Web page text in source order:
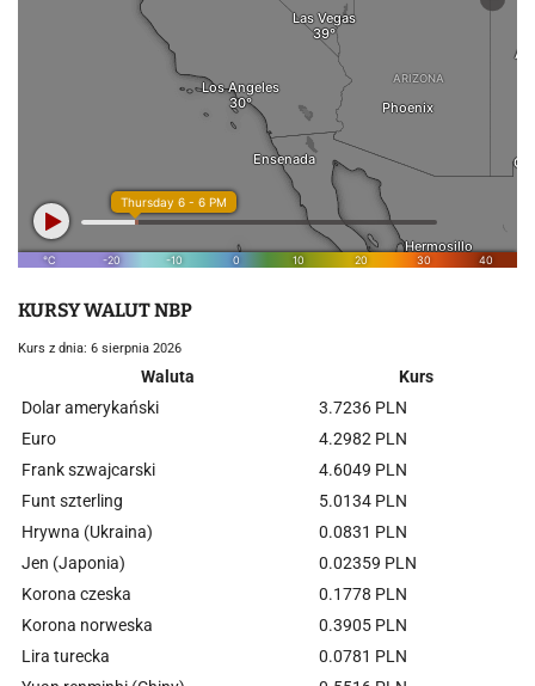
KURSY WALUT NBP
Kurs z dnia: 6 sierpnia 2026
Waluta
Kurs
Dolar amerykański
3.7236 PLN
Euro
4.2982 PLN
Frank szwajcarski
4.6049 PLN
Funt szterling
5.0134 PLN
Hrywna (Ukraina)
0.0831 PLN
Jen (Japonia)
0.02359 PLN
Korona czeska
0.1778 PLN
Korona norweska
0.3905 PLN
Lira turecka
0.0781 PLN